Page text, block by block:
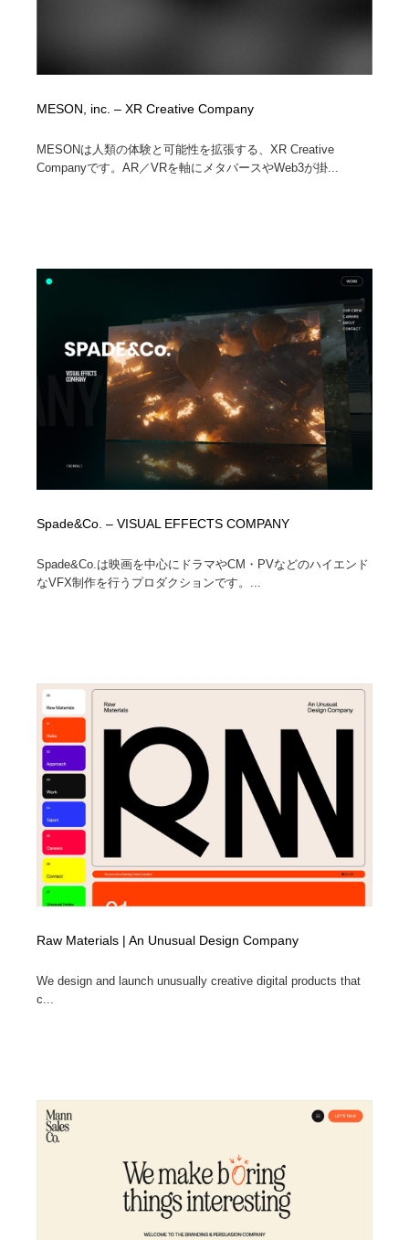
MESON, inc. – XR Creative Company
MESONは人類の体験と可能性を拡張する、XR Creative
Companyです。AR／VRを軸にメタバースやWeb3が掛...
Spade&Co. – VISUAL EFFECTS COMPANY
Spade&Co.は映画を中心にドラマやCM・PVなどのハイエンド
なVFX制作を行うプロダクションです。...
Raw Materials | An Unusual Design Company
We design and launch unusually creative digital products that
c...